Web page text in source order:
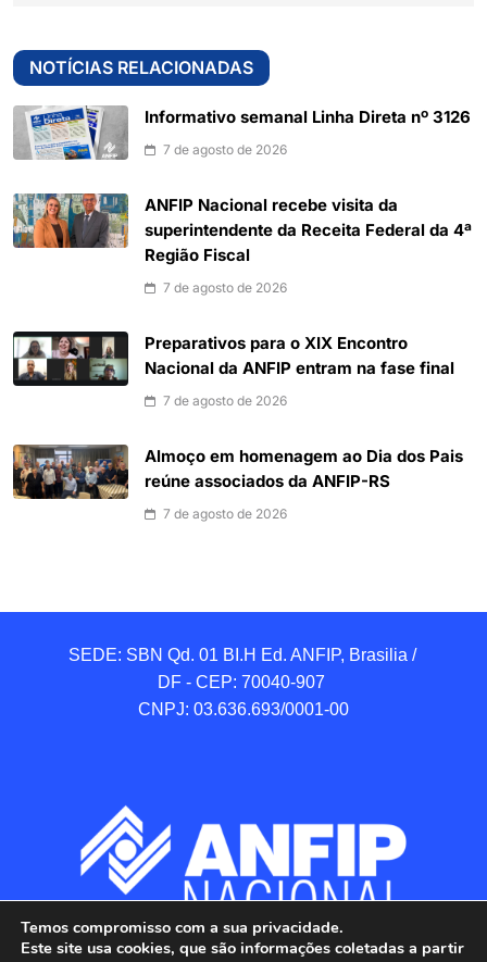
NOTÍCIAS RELACIONADAS
Informativo semanal Linha Direta nº 3126
7 de agosto de 2026
ANFIP Nacional recebe visita da
superintendente da Receita Federal da 4ª
Região Fiscal
7 de agosto de 2026
Preparativos para o XIX Encontro
Nacional da ANFIP entram na fase final
7 de agosto de 2026
Almoço em homenagem ao Dia dos Pais
reúne associados da ANFIP-RS
7 de agosto de 2026
SEDE: SBN Qd. 01 BI.H Ed. ANFIP, Brasilia /
DF - CEP: 70040-907
CNPJ: 03.636.693/0001-00
Temos compromisso com a sua privacidade.
Este site usa cookies, que são informações coletadas a partir